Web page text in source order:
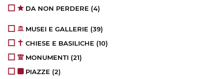
DA NON PERDERE (4)
MUSEI E GALLERIE (39)
CHIESE E BASILICHE (10)
MONUMENTI (21)
PIAZZE (2)